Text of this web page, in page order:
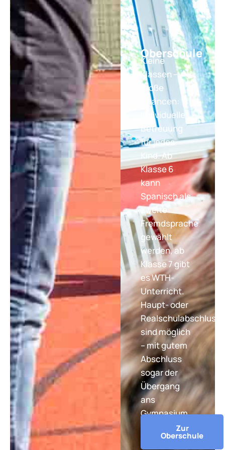
Oberschule
Kleine
Klassen –
große
Chancen:
Individuelle
Betreuung
für jedes
Kind. Ab
Klasse 6
kann
Spanisch als
zweite
Fremdsprache
gewählt
werden, ab
Klasse 7 gibt
es WTH-
Unterricht.
Haupt- oder
Realschulabschluss
sind möglich
– mit gutem
Abschluss
sogar der
Übergang
ans
Gymnasium.
Zur
Oberschule